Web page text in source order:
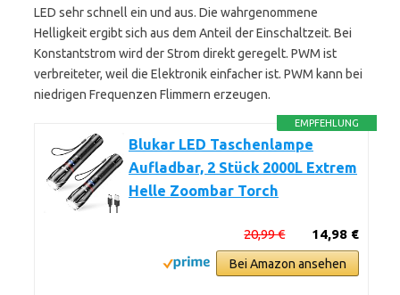
LED sehr schnell ein und aus. Die wahrgenommene
Helligkeit ergibt sich aus dem Anteil der Einschaltzeit. Bei
Konstantstrom wird der Strom direkt geregelt. PWM ist
verbreiteter, weil die Elektronik einfacher ist. PWM kann bei
niedrigen Frequenzen Flimmern erzeugen.
EMPFEHLUNG
Blukar LED Taschenlampe
Aufladbar, 2 Stück 2000L Extrem
Helle Zoombar Torch
14,98 €
20,99 €
Bei Amazon ansehen